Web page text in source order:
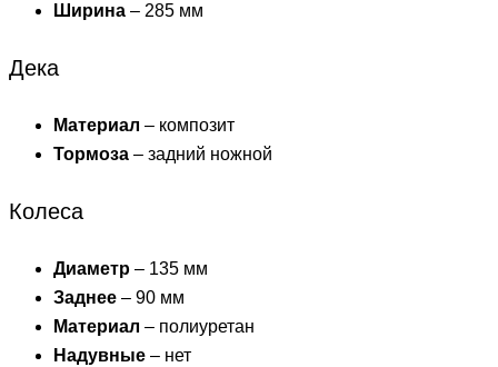
Ширина – 285 мм
Дека
Материал – композит
Тормоза – задний ножной
Колеса
Диаметр – 135 мм
Заднее – 90 мм
Материал – полиуретан
Надувные – нет